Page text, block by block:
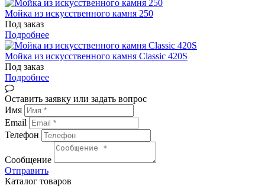
Мойка из искусственного камня 250
Под заказ
Подробнее
Мойка из искусственного камня Classic 420S
Под заказ
Подробнее
Оставить заявку или задать вопрос
Имя
Email
Телефон
Сообщение
Отправить
Каталог товаров